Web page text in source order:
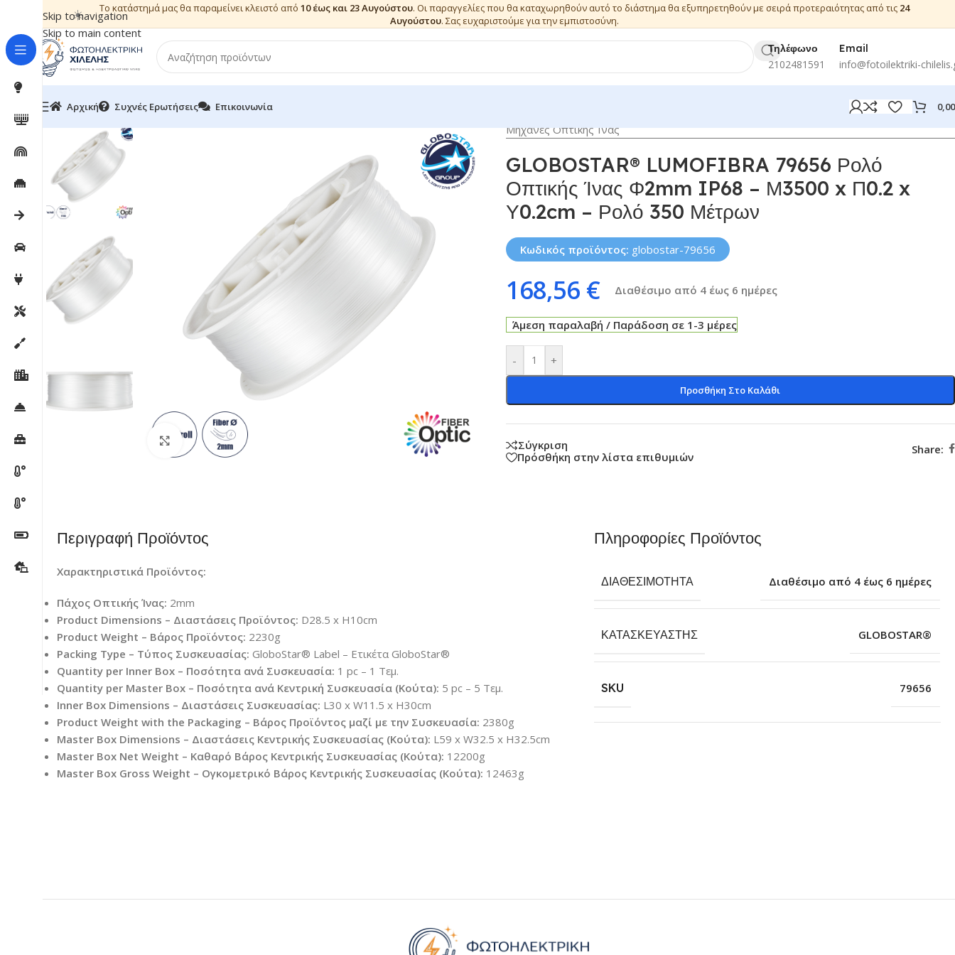
Skip to navigation
Skip to main content
☀️ Το κατάστημά μας θα παραμείνει κλειστό από 10 έως και 23 Αυγούστου. Οι παραγγελίες που θα καταχωρηθούν αυτό το διάστημα θα εξυπηρετηθούν με σειρά προτεραιότητας από τις 24
Αυγούστου. Σας ευχαριστούμε για την εμπιστοσύνη.
Τηλέφωνο
2102481591
Email
info@fotoilektriki-
Αρχική Συχνές Ερωτήσεις Επικοινωνία
Κλικ για μεγέθυνση
Μηχανές Οπτικής Ίνας
GLOBOSTAR® LUMOFIBRA 79656 Ρολό
Οπτικής Ίνας Φ2mm IP68 – Μ3500 x Π0.2 x
Υ0.2cm – Ρολό 350 Μέτρων
Κωδικός προϊόντος: globostar-79656
168,56 € Διαθέσιμο από 4 έως 6 ημέρες
Άμεση παραλαβή / Παράδοση σε 1-3 μέρες
- +
Προσθήκη Στο Καλάθι
Σύγκριση
Πρόσθήκη στην λίστα επιθυμιών
Share:
Περιγραφή Προϊόντος
Χαρακτηριστικά Προϊόντος:
Πάχος Οπτικής Ίνας: 2mm
Product Dimensions – Διαστάσεις Προϊόντος: D28.5 x H10cm
Product Weight – Βάρος Προϊόντος: 2230g
Packing Type – Τύπος Συσκευασίας: GloboStar® Label – Ετικέτα GloboStar®
Quantity per Inner Box – Ποσότητα ανά Συσκευασία: 1 pc – 1 Τεμ.
Quantity per Master Box – Ποσότητα ανά Κεντρική Συσκευασία (Κούτα): 5 pc – 5 Τεμ.
Inner Box Dimensions – Διαστάσεις Συσκευασίας: L30 x W11.5 x H30cm
Product Weight with the Packaging – Βάρος Προϊόντος μαζί με την Συσκευασία: 2380g
Master Box Dimensions – Διαστάσεις Κεντρικής Συσκευασίας (Κούτα): L59 x W32.5 x H32.5cm
Master Box Net Weight – Καθαρό Βάρος Κεντρικής Συσκευασίας (Κούτα): 12200g
Master Box Gross Weight – Ογκομετρικό Βάρος Κεντρικής Συσκευασίας (Κούτα): 12463g
Πληροφορίες Προϊόντος
ΔΙΑΘΕΣΙΜΌΤΗΤΑ Διαθέσιμο από 4 έως 6 ημέρες
ΚΑΤΑΣΚΕΥΑΣΤΉΣ GLOBOSTAR®
SKU 79656